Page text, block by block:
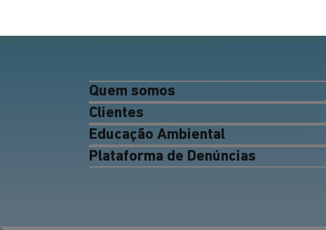
Quem somos
Clientes
Educação Ambiental
Plataforma de Denúncias